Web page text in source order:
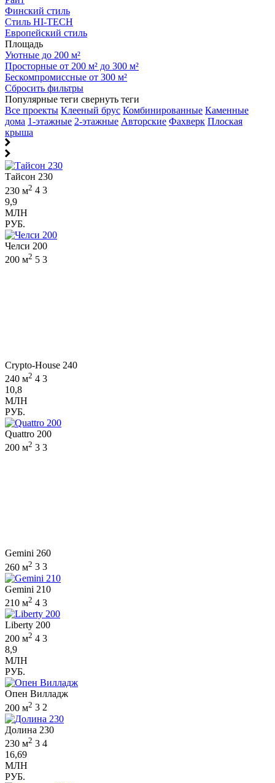
Финский стиль
Стиль HI-TECH
Европейский стиль
Площадь
Уютные до 200 м²
Просторные от 200 м² до 300 м²
Бескомпромиссные от 300 м²
Сбросить фильтры
Популярные теги свернуть теги
Все проекты Клееный брус Комбинированные Каменные
дома 1-этажные 2-этажные Авторские Фахверк Плоская
крыша
Тайсон 230
230 м2 4 3
9,9
МЛН
РУБ.
Челси 200
200 м2 5 3
Crypto-House 240
240 м2 4 3
10,8
МЛН
РУБ.
Quattro 200
200 м2 3 3
Gemini 260
260 м2 3 3
Gemini 210
210 м2 4 3
Liberty 200
200 м2 4 3
8,9
МЛН
РУБ.
Опен Вилладж
200 м2 3 2
Долина 230
230 м2 3 4
16,69
МЛН
РУБ.